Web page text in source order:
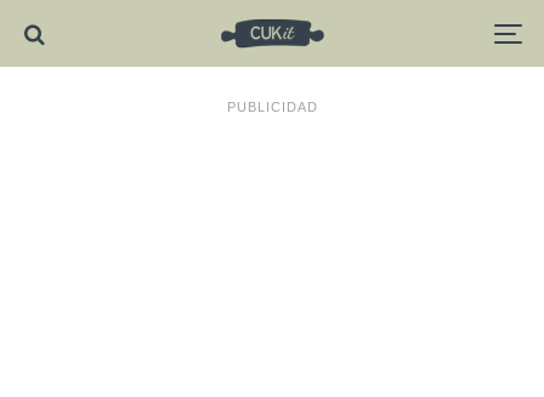
PUBLICIDAD